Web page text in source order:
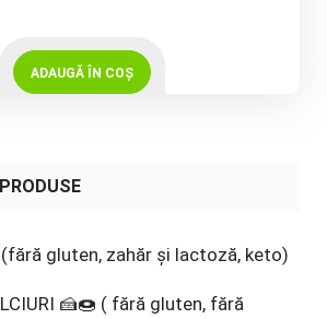
ADAUGĂ ÎN COȘ
gluten, zahăr și lactoză, keto)
🍰🍩 ( fără gluten, fără